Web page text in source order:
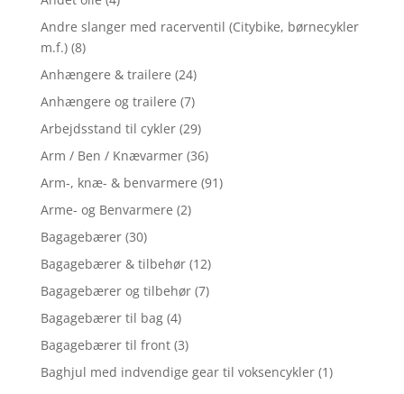
Andre slanger med racerventil (Citybike, børnecykler
m.f.) (8)
Anhængere & trailere (24)
Anhængere og trailere (7)
Arbejdsstand til cykler (29)
Arm / Ben / Knævarmer (36)
Arm-, knæ- & benvarmere (91)
Arme- og Benvarmere (2)
Bagagebærer (30)
Bagagebærer & tilbehør (12)
Bagagebærer og tilbehør (7)
Bagagebærer til bag (4)
Bagagebærer til front (3)
Baghjul med indvendige gear til voksencykler (1)